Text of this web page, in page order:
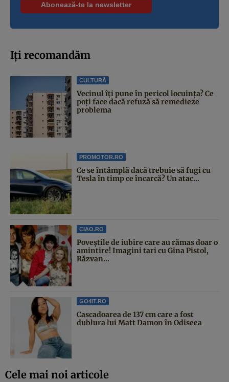
Iți recomandăm
CULTURĂ
Vecinul îți pune în pericol locuința? Ce
poți face dacă refuză să remedieze
problema
PROMOTOR.RO
Ce se întâmplă dacă trebuie să fugi cu
Tesla în timp ce încarcă? Un atac...
CIAO.RO
Poveştile de iubire care au rămas doar o
amintire! Imagini tari cu Gina Pistol,
Răzvan...
GO4IT.RO
Cascadoarea de 137 cm care a fost
dublura lui Matt Damon în Odiseea
Cele mai noi articole